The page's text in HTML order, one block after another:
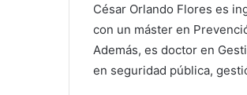
César Orlando Flores es
con un máster en
Además, es doctor en
en seguridad pública,